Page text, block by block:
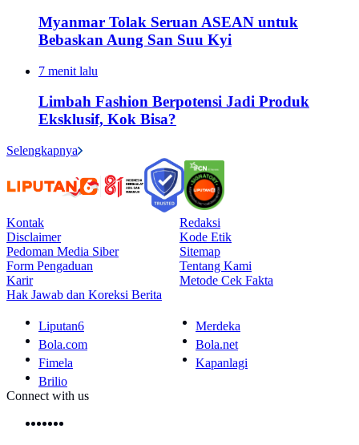
Myanmar Tolak Seruan ASEAN untuk
Bebaskan Aung San Suu Kyi
7 menit lalu
Limbah Fashion Berpotensi Jadi Produk
Eksklusif, Kok Bisa?
Selengkapnya
Kontak
Redaksi
Disclaimer
Kode Etik
Pedoman Media Siber
Sitemap
Form Pengaduan
Tentang Kami
Karir
Metode Cek Fakta
Hak Jawab dan Koreksi Berita
Liputan6
Merdeka
Bola.com
Bola.net
Fimela
Kapanlagi
Brilio
Connect with us